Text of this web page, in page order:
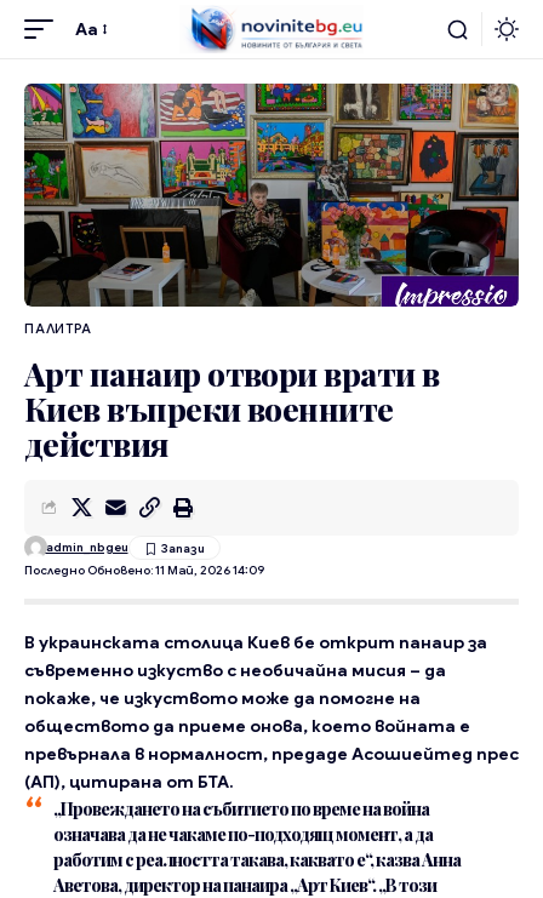
Aa
ПАЛИТРА
Арт панаир отвори врати в
Киев въпреки военните
действия
Последно Обновено: 11 Май, 2026 14:09
admin_nbgeu
В украинската столица Киев бе открит панаир за
съвременно изкуство с необичайна мисия – да
покаже, че изкуството може да помогне на
обществото да приеме онова, което войната е
превърнала в нормалност, предаде Асошиейтед прес
(АП), цитирана от БТА.
„Провеждането на събитието по време на война
означава да не чакаме по-подходящ момент, а да
работим с реалността такава, каквато е“, казва Анна
Аветова, директор на панаира „Арт Киев“. „В този